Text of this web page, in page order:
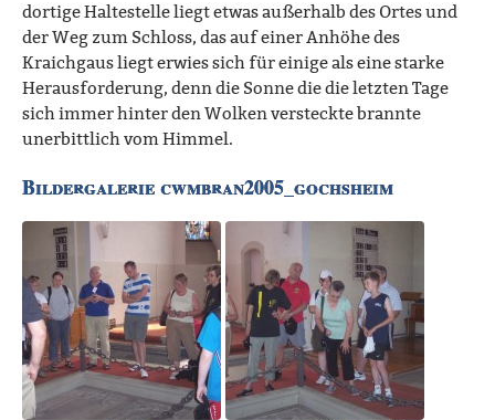
dortige Haltestelle liegt etwas außerhalb des Ortes und
der Weg zum Schloss, das auf einer Anhöhe des
Kraichgaus liegt erwies sich für einige als eine starke
Herausforderung, denn die Sonne die die letzten Tage
sich immer hinter den Wolken versteckte brannte
unerbittlich vom Himmel.
Bildergalerie cwmbran2005_gochsheim